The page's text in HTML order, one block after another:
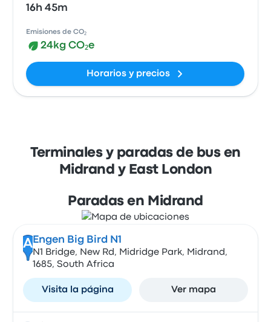
16h 45m
Emisiones de CO₂
24kg CO₂e
Horarios y precios
Terminales y paradas de bus en
Midrand y East London
Paradas en Midrand
A Engen Big Bird N1
N1 Bridge, New Rd, Midridge Park, Midrand,
1685, South Africa
Visita la página Ver mapa